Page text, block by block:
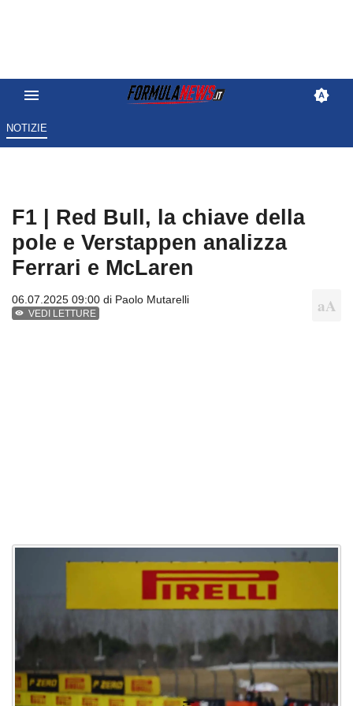
NOTIZIE
F1 | Red Bull, la chiave della
pole e Verstappen analizza
Ferrari e McLaren
06.07.2025 09:00 di Paolo Mutarelli
VEDI LETTURE